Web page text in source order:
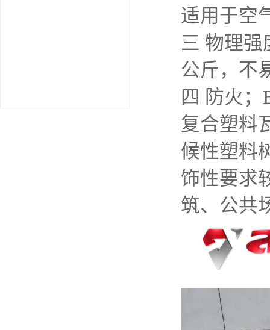
适用于空
三 物理强
公斤，不
四 防火
复合塑料
候性塑料
饰性要求
筑、公共